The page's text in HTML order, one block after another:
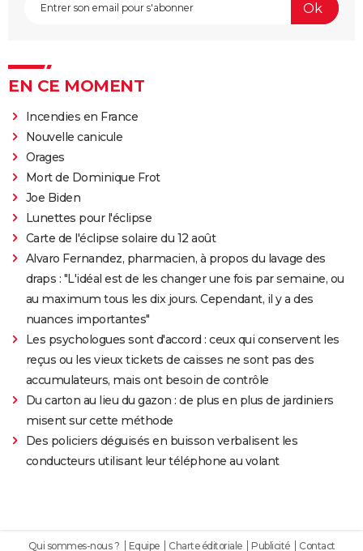
EN CE MOMENT
Incendies en France
Nouvelle canicule
Orages
Mort de Dominique Frot
Joe Biden
Lunettes pour l'éclipse
Carte de l'éclipse solaire du 12 août
Alvaro Fernandez, pharmacien, à propos du lavage des
draps : "L'idéal est de les changer une fois par semaine, ou
au maximum tous les dix jours. Cependant, il y a des
nuances importantes"
Les psychologues sont d'accord : ceux qui conservent les
reçus ou les vieux tickets de caisses ne sont pas des
accumulateurs, mais ont besoin de contrôle
Du carton au lieu du gazon : de plus en plus de jardiniers
misent sur cette méthode
Des policiers déguisés en buisson verbalisent les
conducteurs utilisant leur téléphone au volant
Qui sommes-nous ? Equipe Charte éditoriale Publicité Contact